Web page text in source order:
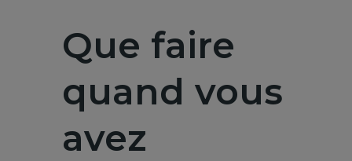
Que faire
quand vous
avez